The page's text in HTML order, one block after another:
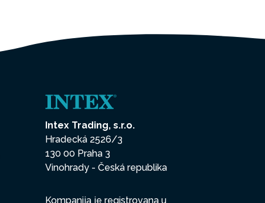
Intex Trading, s.r.o.
Hradecká 2526/3
130 00 Praha 3
Vinohrady - Česká republika
Kompanija je registrovana u